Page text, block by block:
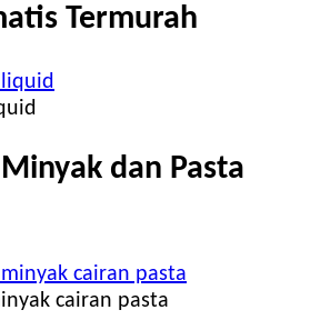
Termurah
dan Pasta
cairan pasta